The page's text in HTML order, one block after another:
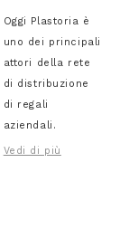
Oggi Plastoria è
uno dei principali
attori della rete
di distribuzione
di regali
aziendali.
Vedi di più